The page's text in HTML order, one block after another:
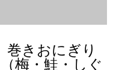
巻きおにぎり
（梅・鮭・しぐ